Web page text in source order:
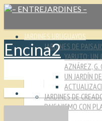
JARDINES URUGUAYOS
JARDINES DE
YARUTO: UN
AZNÁREZ, G.
UN JARDÍN
JARDINES DE
PAISAJISMO CON
Encina2